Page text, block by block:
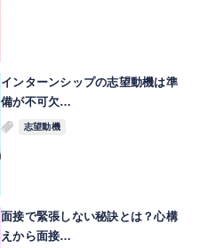
インターンシップの志望動機は準
備が不可欠…
志望動機
面接で緊張しない秘訣とは？心構
えから面接…